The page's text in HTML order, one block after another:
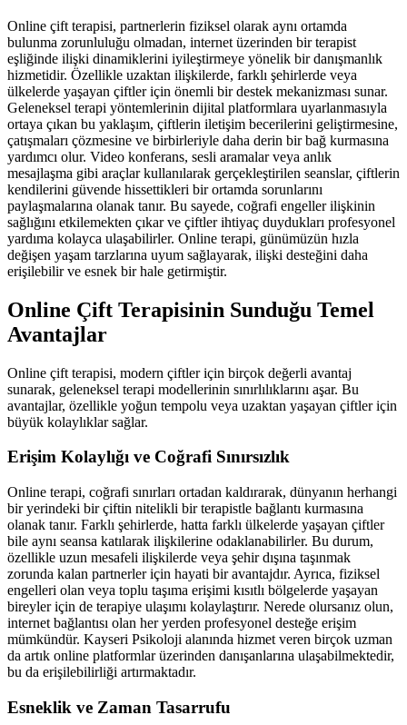
Online çift terapisi, partnerlerin fiziksel olarak aynı ortamda
bulunma zorunluluğu olmadan, internet üzerinden bir terapist
eşliğinde ilişki dinamiklerini iyileştirmeye yönelik bir danışmanlık
hizmetidir. Özellikle uzaktan ilişkilerde, farklı şehirlerde veya
ülkelerde yaşayan çiftler için önemli bir destek mekanizması sunar.
Geleneksel terapi yöntemlerinin dijital platformlara uyarlanmasıyla
ortaya çıkan bu yaklaşım, çiftlerin iletişim becerilerini geliştirmesine,
çatışmaları çözmesine ve birbirleriyle daha derin bir bağ kurmasına
yardımcı olur. Video konferans, sesli aramalar veya anlık
mesajlaşma gibi araçlar kullanılarak gerçekleştirilen seanslar, çiftlerin
kendilerini güvende hissettikleri bir ortamda sorunlarını
paylaşmalarına olanak tanır. Bu sayede, coğrafi engeller ilişkinin
sağlığını etkilemekten çıkar ve çiftler ihtiyaç duydukları profesyonel
yardıma kolayca ulaşabilirler. Online terapi, günümüzün hızla
değişen yaşam tarzlarına uyum sağlayarak, ilişki desteğini daha
erişilebilir ve esnek bir hale getirmiştir.
Online Çift Terapisinin Sunduğu Temel
Avantajlar
Online çift terapisi, modern çiftler için birçok değerli avantaj
sunarak, geleneksel terapi modellerinin sınırlılıklarını aşar. Bu
avantajlar, özellikle yoğun tempolu veya uzaktan yaşayan çiftler için
büyük kolaylıklar sağlar.
Erişim Kolaylığı ve Coğrafi Sınırsızlık
Online terapi, coğrafi sınırları ortadan kaldırarak, dünyanın herhangi
bir yerindeki bir çiftin nitelikli bir terapistle bağlantı kurmasına
olanak tanır. Farklı şehirlerde, hatta farklı ülkelerde yaşayan çiftler
bile aynı seansa katılarak ilişkilerine odaklanabilirler. Bu durum,
özellikle uzun mesafeli ilişkilerde veya şehir dışına taşınmak
zorunda kalan partnerler için hayati bir avantajdır. Ayrıca, fiziksel
engelleri olan veya toplu taşıma erişimi kısıtlı bölgelerde yaşayan
bireyler için de terapiye ulaşımı kolaylaştırır. Nerede olursanız olun,
internet bağlantısı olan her yerden profesyonel desteğe erişim
mümkündür. Kayseri Psikoloji alanında hizmet veren birçok uzman
da artık online platformlar üzerinden danışanlarına ulaşabilmektedir,
bu da erişilebilirliği artırmaktadır.
Esneklik ve Zaman Tasarrufu